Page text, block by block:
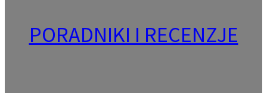
PORADNIKI I RECENZJE